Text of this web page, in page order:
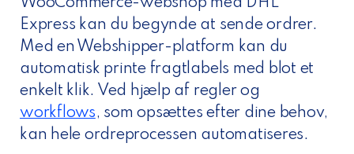
WooCommerce-webshop med DHL
Express kan du begynde at sende ordrer.
Med en Webshipper-platform kan du
automatisk printe fragtlabels med blot et
enkelt klik. Ved hjælp af regler og
workflows, som opsættes efter dine behov,
kan hele ordreprocessen automatiseres.